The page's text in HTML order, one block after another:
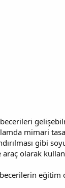
mimari
gibi
olarak